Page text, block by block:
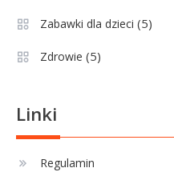
Jagiellonia
4 Sport
Zabawki dla dzieci (5)
Zdrowie (5)
Linki
Regulamin